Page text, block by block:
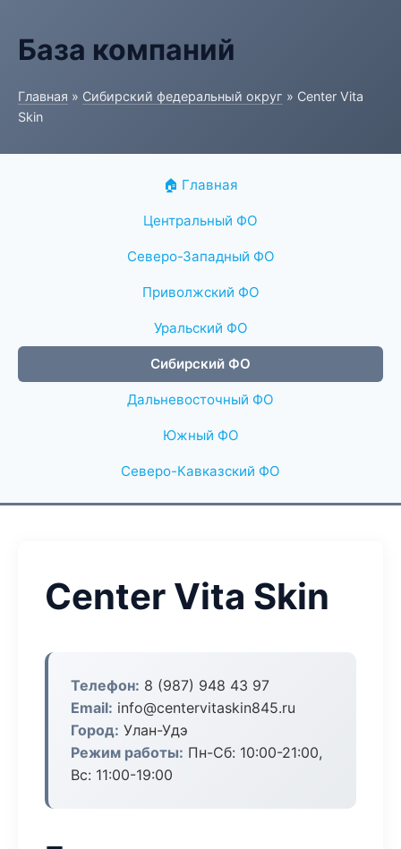
База компаний
Главная » Сибирский федеральный округ » Center Vita
Skin
🏠 Главная
Центральный ФО
Северо-Западный ФО
Приволжский ФО
Уральский ФО
Сибирский ФО
Дальневосточный ФО
Южный ФО
Северо-Кавказский ФО
Center Vita Skin
Телефон: 8 (987) 948 43 97
Email: info@centervitaskin845.ru
Город: Улан-Удэ
Режим работы: Пн-Сб: 10:00-21:00,
Вс: 11:00-19:00